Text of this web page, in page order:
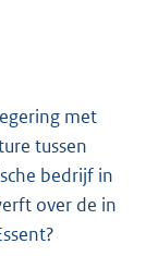
met
tussen
bedrijf in
over de in